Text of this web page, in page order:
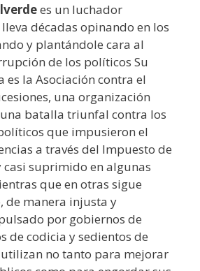
es un luchador
décadas opinando en los
y plantándole cara al
de los políticos Su
la Asociación contra el
una organización
batalla triunfal contra los
que impusieron el
a través del Impuesto de
casi suprimido en algunas
que en otras sigue
de manera injusta y
por gobiernos de
de codicia y sedientos de
no tanto para mejorar